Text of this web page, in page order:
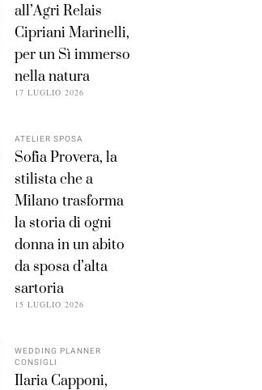
all’Agri Relais
Cipriani Marinelli,
per un Sì immerso
nella natura
17 LUGLIO 2026
ATELIER SPOSA
Sofia Provera, la
stilista che a
Milano trasforma
la storia di ogni
donna in un abito
da sposa d’alta
sartoria
15 LUGLIO 2026
WEDDING PLANNER
CONSIGLI
Ilaria Capponi,